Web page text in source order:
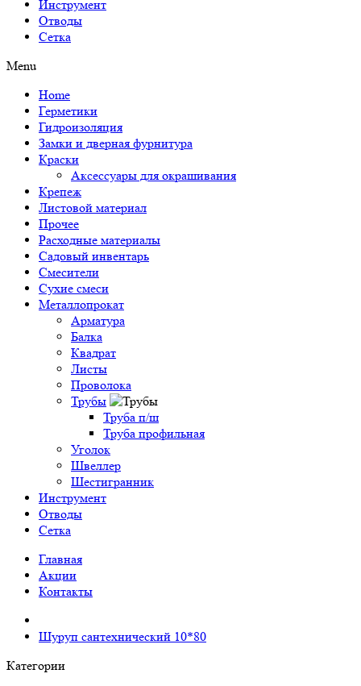
Инструмент
Отводы
Сетка
Menu
Home
Герметики
Гидроизоляция
Замки и дверная фурнитура
Краски
Аксессуары для окрашивания
Крепеж
Листовой материал
Прочее
Расходные материалы
Садовый инвентарь
Смесители
Сухие смеси
Металлопрокат
Арматура
Балка
Квадрат
Листы
Проволока
Трубы
Труба п/ш
Труба профильная
Уголок
Швеллер
Шестигранник
Инструмент
Отводы
Сетка
Главная
Акции
Контакты
Шуруп сантехнический 10*80
Категории